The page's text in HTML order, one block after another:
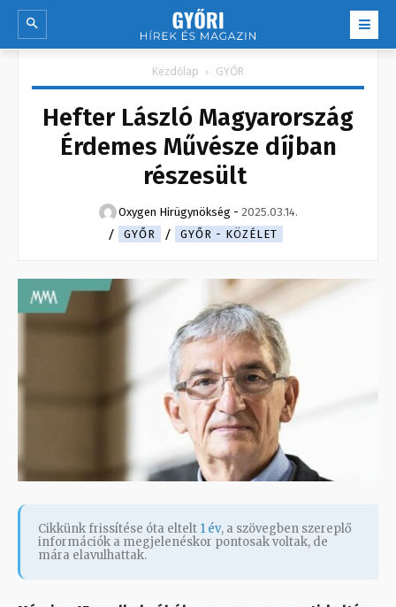
Kezdőlap GYŐR
Hefter László Magyarország
Érdemes Művésze díjban
részesült
Oxygen Hirügynökség - 2025.03.14.
GYŐR
GYŐR - KÖZÉLET
Cikkünk frissítése óta eltelt 1 év, a szövegben szereplő
információk a megjelenéskor pontosak voltak, de
mára elavulhattak.